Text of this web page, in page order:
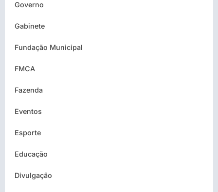
Governo
Gabinete
Fundação Municipal
FMCA
Fazenda
Eventos
Esporte
Educação
Divulgação